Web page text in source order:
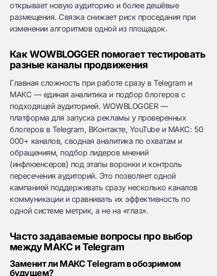
открывает новую аудиторию и более дешёвые
размещения. Связка снижает риск проседания при
изменении алгоритмов одной из площадок.
Как WOWBLOGGER помогает тестировать
разные каналы продвижения
Главная сложность при работе сразу в Telegram и
МАКС — единая аналитика и подбор блогеров с
подходящей аудиторией. WOWBLOGGER —
платформа для запуска рекламы у проверенных
блогеров в Telegram, ВКонтакте, YouTube и МАКС: 50
000+ каналов, сводная аналитика по охватам и
обращениям, подбор лидеров мнений
(инфлюенсеров) под этапы воронки и контроль
пересечения аудиторий. Это позволяет одной
кампанией поддерживать сразу несколько каналов
коммуникации и сравнивать их эффективность по
одной системе метрик, а не на «глаз».
Часто задаваемые вопросы про выбор
между МАКС и Telegram
Заменит ли МАКС Telegram в обозримом
будущем?